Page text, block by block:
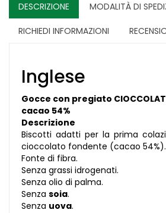
DESCRIZIONE MODALITÀ DI
RICHIEDI INFORMAZIONI
Inglese
Gocce con pregiato
cacao 54%
Descrizione
Biscotti adatti per la prima
cioccolato fondente (cacao 54%).
Fonte di fibra.
Senza grassi idrogenati.
Senza olio di palma.
Senza soia.
Senza uova.